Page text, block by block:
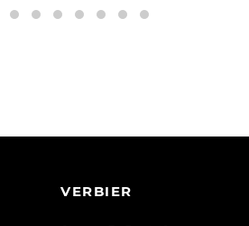
VERBIER